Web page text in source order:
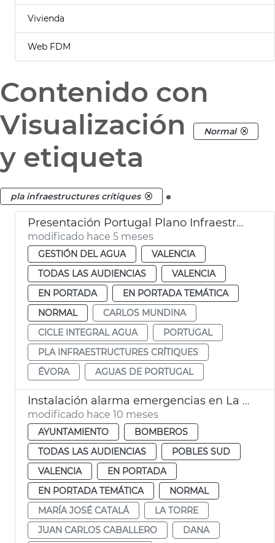
Vivienda
Web FDM
Contenido con
Visualización
Normal
y etiqueta
pla infraestructures crítiques .
Presentación Portugal Plano Infraestructuras Críticas 2026-2031 València
modificado hace 5 meses
GESTIÓN DEL AGUA
VALENCIA
TODAS LAS AUDIENCIAS
VALENCIA
EN PORTADA
EN PORTADA TEMÁTICA
NORMAL
CARLOS MUNDINA
CICLE INTEGRAL AGUA
PORTUGAL
PLA INFRAESTRUCTURES CRÍTIQUES
ÉVORA
AGUAS DE PORTUGAL
Instalación alarma emergencias en La Torre, València
modificado hace 10 meses
AYUNTAMIENTO
BOMBEROS
TODAS LAS AUDIENCIAS
POBLES SUD
VALENCIA
EN PORTADA
EN PORTADA TEMÁTICA
NORMAL
MARÍA JOSÉ CATALÁ
LA TORRE
JUAN CARLOS CABALLERO
DANA